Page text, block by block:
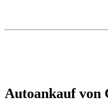
Autoankauf von